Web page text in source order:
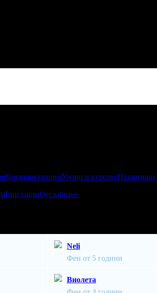
БензиностанцииУроци и курсовеПазаруване
ЕпилацииОтслабване
Neli
Фен от 5 години
Виолета